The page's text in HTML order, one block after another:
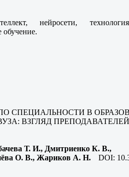
нейросети,
обучение.
СПЕЦИАЛЬНОСТИ В
ВЗГЛЯД
Т. И., Дмитриенко К. В.,
О. В., Жариков А. Н.
DOI: